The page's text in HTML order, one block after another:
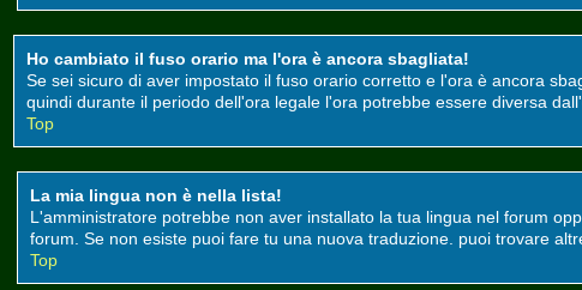
Ho cambiato il fuso orario ma l'ora è ancora sbagliata!
Se sei sicuro di aver impostato il fuso orario corretto e l'ora è ancora
quindi durante il periodo dell'ora legale l'ora potrebbe essere diversa
Top
La mia lingua non è nella lista!
L'amministratore potrebbe non aver installato la tua lingua nel forum
forum. Se non esiste puoi fare tu una nuova traduzione. puoi trovare
Top